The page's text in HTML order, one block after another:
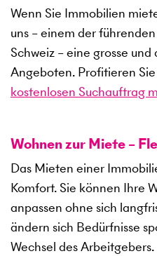
Wenn Sie Immobilien
uns – einem der führenden
Schweiz – eine grosse
Angeboten. Profitieren
kostenlosen Suchauftrag
Wohnen zur Miete –
Das Mieten einer
Komfort. Sie können Ihre
anpassen ohne sich
ändern sich Bedürfnisse
Wechsel des